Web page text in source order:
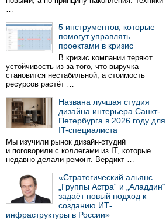
…
5 инструментов, которые
помогут управлять
проектами в кризис
В кризис компании теряют
устойчивость из-за того, что выручка
становится нестабильной, а стоимость
ресурсов растёт …
Названа лучшая студия
дизайна интерьера Санкт-
Петербурга в 2026 году для
IT-специалиста
Мы изучили рынок дизайн-студий
и поговорили с коллегами из IT, которые
недавно делали ремонт. Вердикт …
«Стратегический альянс
„Группы Астра“ и „Аладдин“
задаёт новый подход к
созданию ИТ-
инфраструктуры в России»